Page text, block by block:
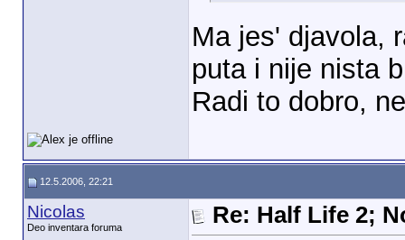
Ma jes' djavola,
puta i nije nista
Radi to dobro,
12.5.2006, 22:21
Nicolas
Deo inventara foruma
Re: Half Life 2;